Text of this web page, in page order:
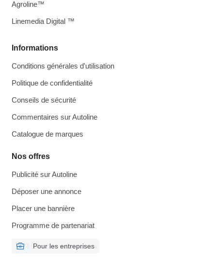
Informations
Conditions générales d'utilisation
Politique de confidentialité
Conseils de sécurité
Commentaires sur Autoline
Catalogue de marques
Nos offres
Publicité sur Autoline
Déposer une annonce
Placer une bannière
Programme de partenariat
Pour les entreprises
Agroline™
Linemedia Digital ™